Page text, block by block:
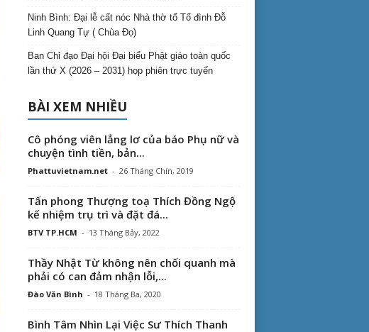
Ninh Bình: Đại lễ cất nóc Nhà thờ tổ Tổ đình Đỗ
Linh Quang Tự ( Chùa Đọ)
Ban Chỉ đạo Đại hội Đại biểu Phật giáo toàn quốc
lần thứ X (2026 – 2031) họp phiên trực tuyến
BÀI XEM NHIỀU
Cô phóng viên lẳng lơ của báo Phụ nữ và
chuyện tình tiền, bản...
Phattuvietnam.net - 26 Tháng Chín, 2019
Tấn phong Thượng toạ Thích Đồng Ngộ
kế nhiệm trụ trì và đặt đá...
BTV TP.HCM - 13 Tháng Bảy, 2022
Thầy Nhật Từ không nên chối quanh mà
phải có can đảm nhận lỗi,...
Đào Văn Bình - 18 Tháng Ba, 2020
Bình Tâm Nhìn Lại Việc Sư Thích Thanh